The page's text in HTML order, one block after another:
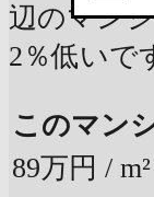
辺のマン
2％低いで
このマン
89万円 / m²